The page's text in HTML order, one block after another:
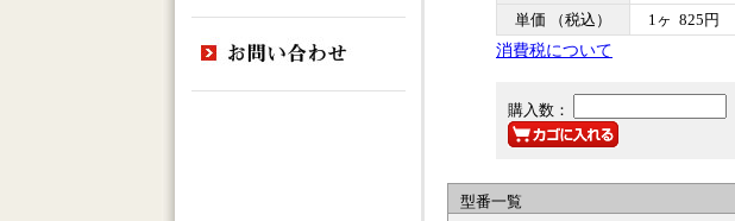
単価 （税込） 1ヶ 825円
消費税について
購入数：
型番一覧